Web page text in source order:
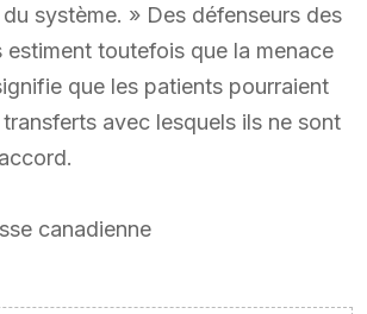
système. » Des défenseurs des
estiment toutefois que la menace
que les patients pourraient
avec lesquels ils ne sont
canadienne